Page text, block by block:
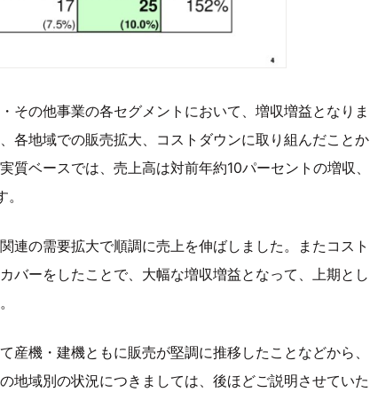
その他事業の各セグメントにおいて、増収増益となりま
各地域での販売拡大、コストダウンに取り組んだことか
質ベースでは、売上高は対前年約10パーセントの増収、
連の需要拡大で順調に売上を伸ばしました。またコスト
バーをしたことで、大幅な増収増益となって、上期とし
機・建機ともに販売が堅調に推移したことなどから、
地域別の状況につきましては、後ほどご説明させていた